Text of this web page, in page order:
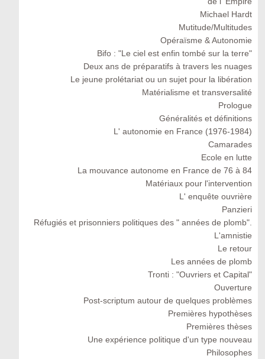
Michael Hardt
Mutitude/Multitudes
Opéraïsme & Autonomie
Bifo : "Le ciel est enfin tombé sur la terre"
Deux ans de préparatifs à travers les nuages
Le jeune prolétariat ou un sujet pour la libération
Matérialisme et transversalité
Prologue
Généralités et définitions
L' autonomie en France (1976-1984)
Camarades
Ecole en lutte
La mouvance autonome en France de 76 à 84
Matériaux pour l'intervention
L' enquête ouvrière
Panzieri
Réfugiés et prisonniers politiques des " années de plomb".
L'amnistie
Le retour
Les années de plomb
Tronti : "Ouvriers et Capital"
Ouverture
Post-scriptum autour de quelques problèmes
Premières hypothèses
Premières thèses
Une expérience politique d'un type nouveau
Philosophes